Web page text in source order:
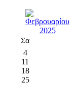
Σα
4
11
18
25